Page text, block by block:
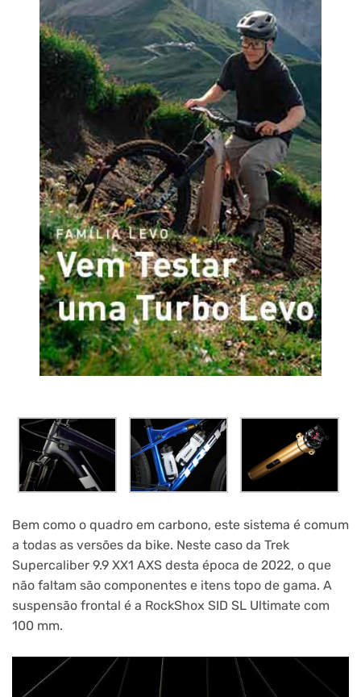
Bem como o quadro em carbono, este sistema é comum
a todas as versões da bike. Neste caso da Trek
Supercaliber 9.9 XX1 AXS desta época de 2022, o que
não faltam são componentes e itens topo de gama. A
suspensão frontal é a RockShox SID SL Ultimate com
100 mm.